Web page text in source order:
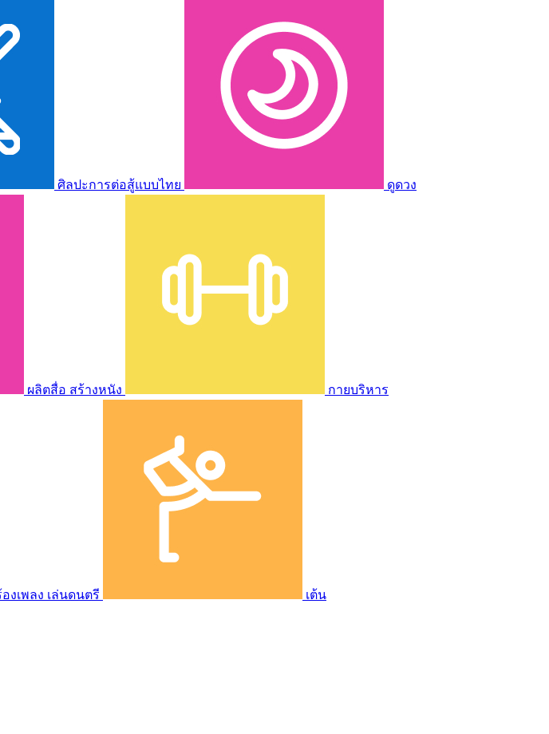
ศิลปะการต่อสู้แบบไทย ดูดวง
ผลิตสื่อ สร้างหนัง กายบริหาร
องเพลง เล่นดนตรี เต้น